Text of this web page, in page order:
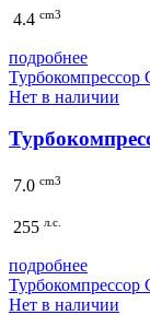
4.4 cm3
подробнее
Турбокомпрессор
Нет в наличии
7.0 cm3
255 л.с.
подробнее
Турбокомпрессор
Нет в наличии